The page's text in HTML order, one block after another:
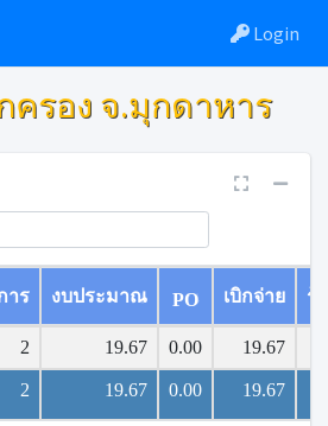
Login
ครอง จ.มุกดาหาร
าร งบประมาณ PO เบิกจ่าย ร้
2 19.67 0.00 19.67
2 19.67 0.00 19.67